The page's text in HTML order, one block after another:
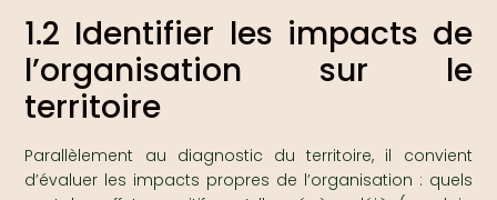
1.2 Identifier les impacts de
l’organisation sur le
territoire
Parallèlement au diagnostic du territoire, il convient
d’évaluer les impacts propres de l’organisation : quels